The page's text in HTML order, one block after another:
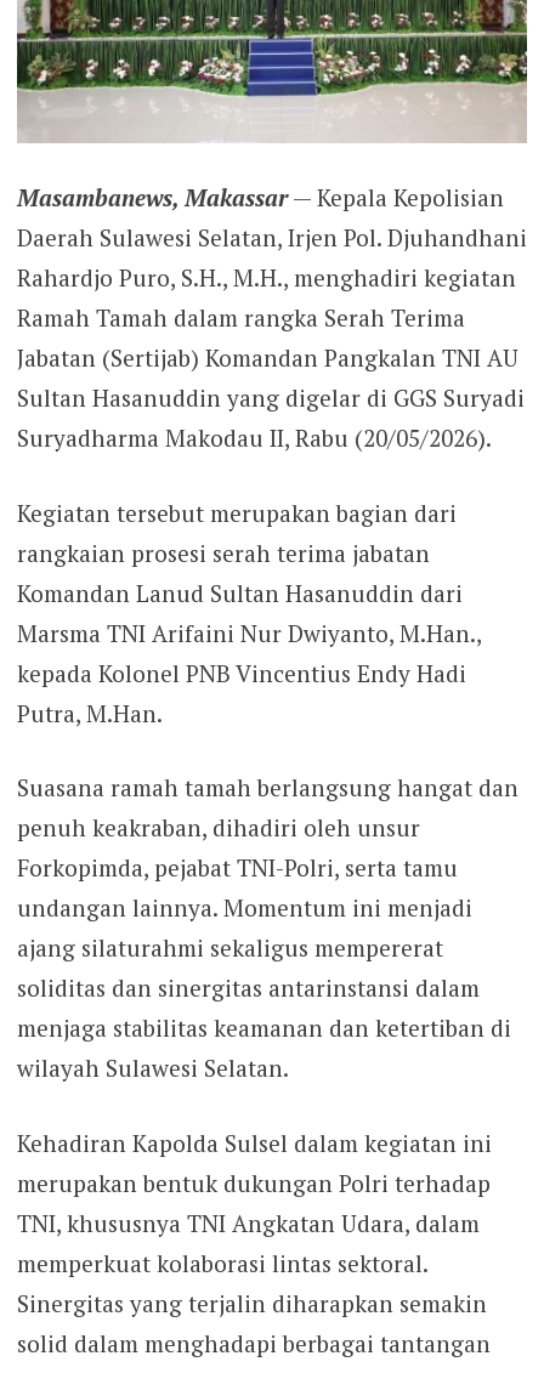
Masambanews, Makassar— Kepala Kepolisian
Daerah Sulawesi Selatan, Irjen Pol. Djuhandhani
Rahardjo Puro, S.H., M.H., menghadiri kegiatan
Ramah Tamah dalam rangka Serah Terima
Jabatan (Sertijab) Komandan Pangkalan TNI AU
Sultan Hasanuddin yang digelar di GGS Suryadi
Suryadharma Makodau II, Rabu (20/05/2026).
Kegiatan tersebut merupakan bagian dari
rangkaian prosesi serah terima jabatan
Komandan Lanud Sultan Hasanuddin dari
Marsma TNI Arifaini Nur Dwiyanto, M.Han.,
kepada Kolonel PNB Vincentius Endy Hadi
Putra, M.Han.
Suasana ramah tamah berlangsung hangat dan
penuh keakraban, dihadiri oleh unsur
Forkopimda, pejabat TNI-Polri, serta tamu
undangan lainnya. Momentum ini menjadi
ajang silaturahmi sekaligus mempererat
soliditas dan sinergitas antarinstansi dalam
menjaga stabilitas keamanan dan ketertiban di
wilayah Sulawesi Selatan.
Kehadiran Kapolda Sulsel dalam kegiatan ini
merupakan bentuk dukungan Polri terhadap
TNI, khususnya TNI Angkatan Udara, dalam
memperkuat kolaborasi lintas sektoral.
Sinergitas yang terjalin diharapkan semakin
solid dalam menghadapi berbagai tantangan